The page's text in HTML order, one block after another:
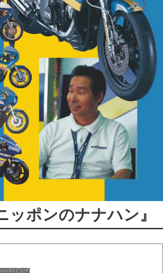
ッポンのナナハン』